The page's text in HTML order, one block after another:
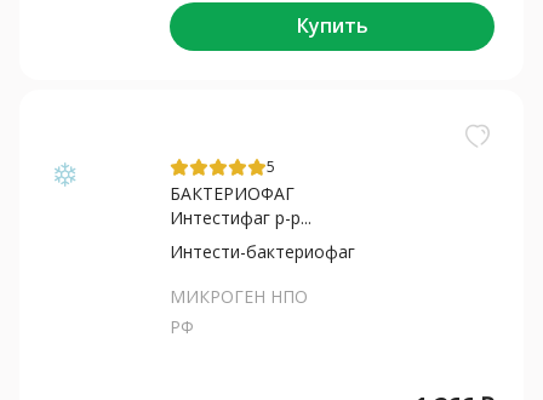
Купить
5
БАКТЕРИОФАГ
Интестифаг р-р...
Интести-бактериофаг
МИКРОГЕН НПО
РФ